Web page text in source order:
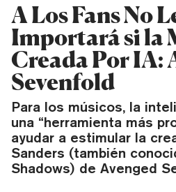
A Los Fans No
Importará si la
Creada Por IA:
Sevenfold
Para los músicos, la
una “herramienta más
ayudar a estimular la
Sanders (también
Shadows) de Avenged